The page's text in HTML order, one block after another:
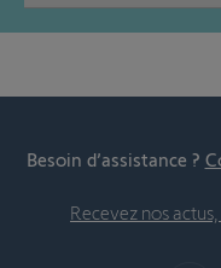
Besoin d’assistance ?
Recevez nos